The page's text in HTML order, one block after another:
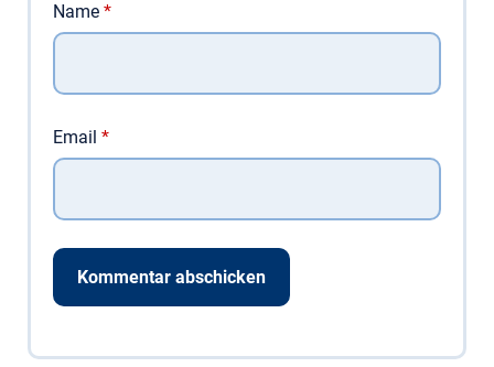
Name *
Email *